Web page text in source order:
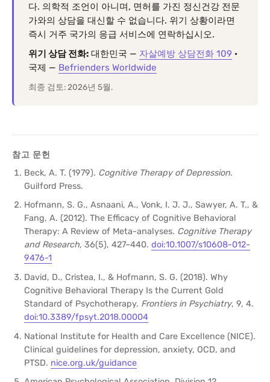
다. 의학적 조언이 아니며, 면허를 가진 정신건강 전문
가와의 상담을 대신할 수 없습니다. 위기 상황이라면
즉시 거주 국가의 응급 서비스에 연락하십시오.
위기 상담 전화: 대한민국 — 자살예방 상담전화 109 ·
국제 — Befrienders Worldwide
최종 검토: 2026년 5월.
참고 문헌
Beck, A. T. (1979). Cognitive Therapy of Depression.
Guilford Press.
Hofmann, S. G., Asnaani, A., Vonk, I. J. J., Sawyer, A. T., &
Fang, A. (2012). The Efficacy of Cognitive Behavioral
Therapy: A Review of Meta-analyses. Cognitive Therapy
and Research, 36(5), 427–440. doi:10.1007/s10608-012-
9476-1
David, D., Cristea, I., & Hofmann, S. G. (2018). Why
Cognitive Behavioral Therapy Is the Current Gold
Standard of Psychotherapy. Frontiers in Psychiatry, 9, 4.
doi:10.3389/fpsyt.2018.00004
National Institute for Health and Care Excellence (NICE).
Clinical guidelines for depression, anxiety, OCD, and
PTSD. nice.org.uk/guidance